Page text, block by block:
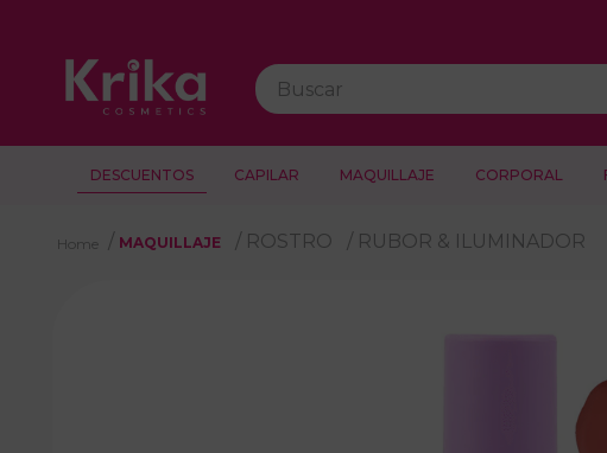
Buscar
DESCUENTOS CAPILAR MAQUILLAJE CORPORAL
MAQUILLAJE ROSTRO RUBOR & ILUMINADOR